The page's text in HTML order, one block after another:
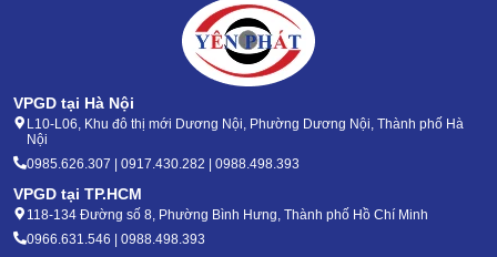
VPGD tại Hà Nội
L10-L06, Khu đô thị mới Dương Nội, Phường Dương Nội, Thành phố Hà
Nội
0985.626.307 | 0917.430.282 | 0988.498.393
VPGD tại TP.HCM
118-134 Đường số 8, Phường Bình Hưng, Thành phố Hồ Chí Minh
0966.631.546 | 0988.498.393